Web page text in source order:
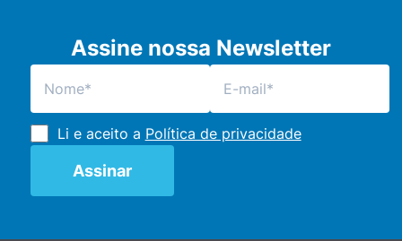
Assine nossa Newsletter
Li e aceito a Política de privacidade